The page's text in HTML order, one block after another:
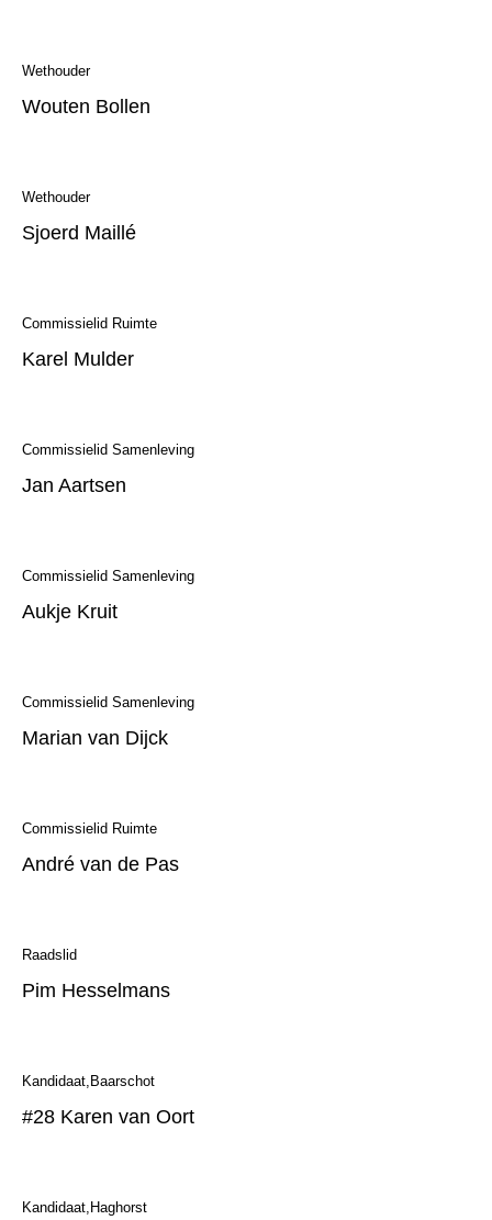
Wethouder
Wouten Bollen
Wethouder
Sjoerd Maillé
Commissielid Ruimte
Karel Mulder
Commissielid Samenleving
Jan Aartsen
Commissielid Samenleving
Aukje Kruit
Commissielid Samenleving
Marian van Dijck
Commissielid Ruimte
André van de Pas
Raadslid
Pim Hesselmans
Kandidaat Baarschot
#28 Karen van Oort
Kandidaat Haghorst